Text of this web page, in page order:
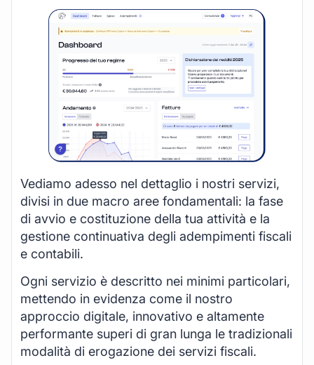
Vediamo adesso nel dettaglio i nostri servizi,
divisi in due macro aree fondamentali: la fase
di avvio e costituzione della tua attività e la
gestione continuativa degli adempimenti fiscali
e contabili.
Ogni servizio è descritto nei minimi particolari,
mettendo in evidenza come il nostro
approccio digitale, innovativo e altamente
performante superi di gran lunga le tradizionali
modalità di erogazione dei servizi fiscali.